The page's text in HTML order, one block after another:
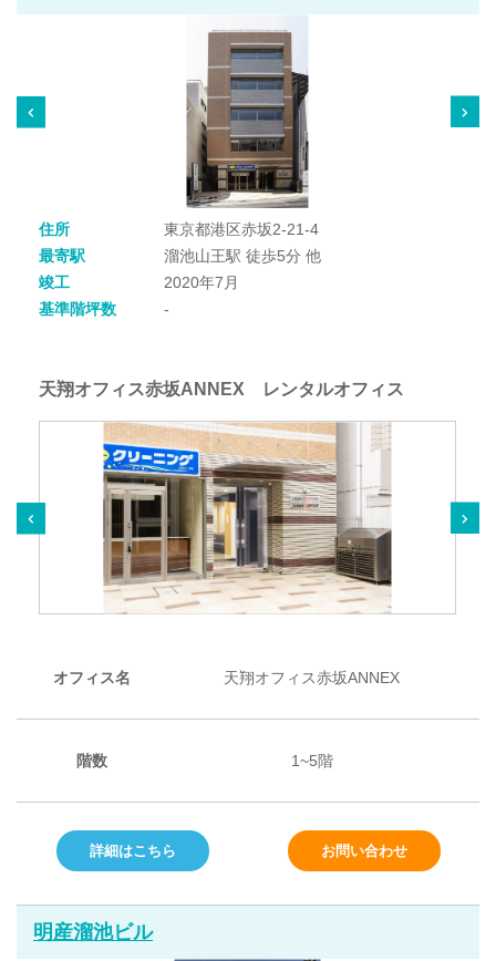
住所
東京都港区赤坂2-21-4
最寄駅
溜池山王駅 徒歩5分 他
竣工
2020年7月
基準階坪数
-
天翔オフィス赤坂ANNEX レンタルオフィス
オフィス名 天翔オフィス赤坂ANNEX
階数 1~5階
詳細はこちら お問い合わせ
明産溜池ビル